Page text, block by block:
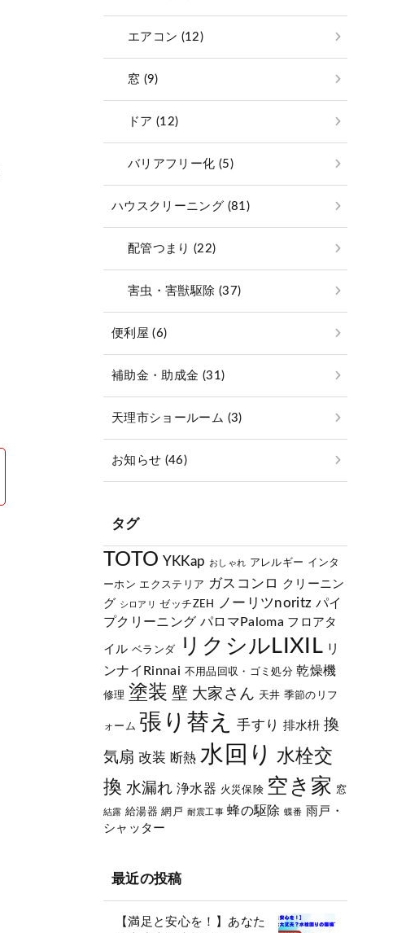
エアコン (12)
窓 (9)
ドア (12)
バリアフリー化 (5)
ハウスクリーニング (81)
配管つまり (22)
害虫・害獣駆除 (37)
便利屋 (6)
補助金・助成金 (31)
天理市ショールーム (3)
お知らせ (46)
タグ
TOTO YKKap おしゃれ アレルギー インタ
ーホン エクステリア ガスコンロ
クリーニン
グ
シロアリ ゼッチZEH ノーリツnoritz パイ
プクリーニング パロマPaloma フロアタ
イル ベランダ リクシルLIXIL リ
ンナイRinnai 不用品回収・ゴミ処分 乾燥機
修理 塗装 壁 大家さん 天井 季節のリフ
ォーム 張り替え 手すり 排水枡 換
気扇 改装 断熱 水回り 水栓交
換 水漏れ 浄水器 火災保険 空き家 窓
結露 給湯器 網戸 耐震工事 蜂の駆除 蝶番 雨戸・
シャッター
最近の投稿
【満足と安心を！】あなた